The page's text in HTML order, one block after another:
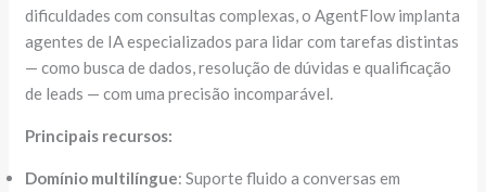
dificuldades com consultas complexas, o AgentFlow implanta
agentes de IA especializados para lidar com tarefas distintas
— como busca de dados, resolução de dúvidas e qualificação
de leads — com uma precisão incomparável.
Principais recursos:
Domínio multilíngue: Suporte fluido a conversas em